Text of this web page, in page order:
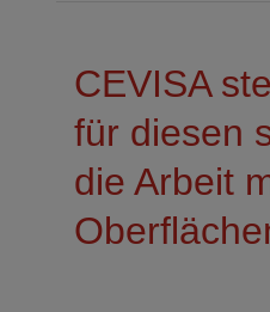
CEVISA
für diesen
die Arbeit